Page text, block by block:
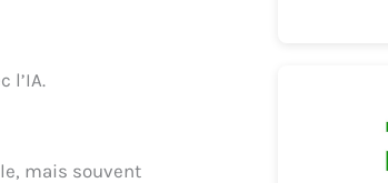
l’IA.
mais souvent